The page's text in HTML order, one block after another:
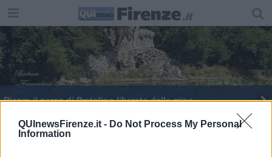
QUInewsFirenze.it - Do Not Process My Personal
Information
Riapre il parco di Pratolino liberato dalle mine
Meyer e Il Cuore si scioglie per bimbi di Aleppo